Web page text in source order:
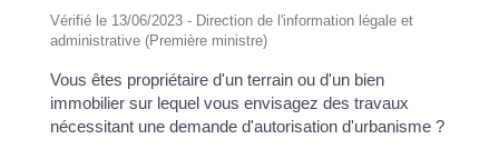
Vérifié le 13/06/2023 - Direction de l'information légale et
administrative (Première ministre)
Vous êtes propriétaire d'un terrain ou d'un bien
immobilier sur lequel vous envisagez des travaux
nécessitant une demande d'autorisation d'urbanisme ?